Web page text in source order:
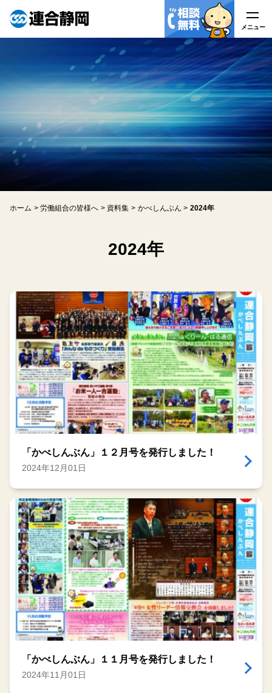
メニュー
連合静岡について
はたらく皆様へ
労働組合の皆様へ
アクセス
ホーム 労働組合の皆様へ 資料集 かべしんぶん 2024年
2024年
「かべしんぶん」１２月号を発行しました！
2024年12月01日
「かべしんぶん」１１月号を発行しました！
2024年11月01日